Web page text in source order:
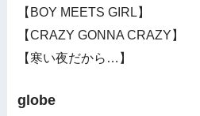
【BOY MEETS GIRL】
【CRAZY GONNA CRAZY】
【寒い夜だから…】
globe